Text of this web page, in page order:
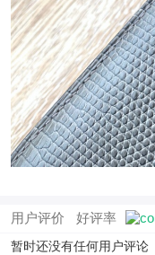
用户评价 好评率
暂时还没有任何用户评论